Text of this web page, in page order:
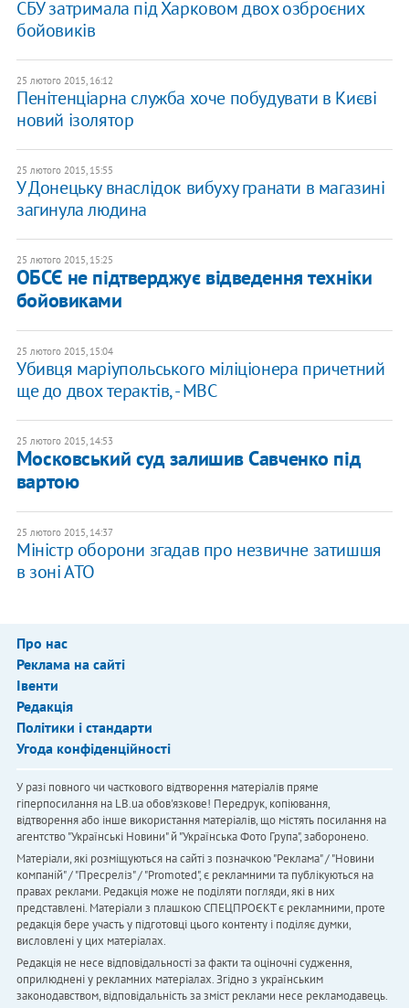
СБУ затримала під Харковом двох озброєних
бойовиків
25 лютого 2015, 16:12
Пенітенціарна служба хоче побудувати в Києві
новий ізолятор
25 лютого 2015, 15:55
У Донецьку внаслідок вибуху гранати в магазині
загинула людина
25 лютого 2015, 15:25
ОБСЄ не підтверджує відведення техніки
бойовиками
25 лютого 2015, 15:04
Убивця маріупольського міліціонера причетний
ще до двох терактів, - МВС
25 лютого 2015, 14:53
Московський суд залишив Савченко під
вартою
25 лютого 2015, 14:37
Міністр оборони згадав про незвичне затишшя
в зоні АТО
Про нас
Реклама на сайті
Івенти
Редакція
Політики і стандарти
Угода конфіденційності
У разі повного чи часткового відтворення матеріалів пряме
гіперпосилання на LB.ua обов'язкове! Передрук, копіювання,
відтворення або інше використання матеріалів, що містять посилання на
агентство "Українськi Новини" й "Українська Фото Група", заборонено.
Матеріали, які розміщуються на сайті з позначкою "Реклама" / "Новини
компаній" / "Пресреліз" / "Promoted", є рекламними та публікуються на
правах реклами. Редакція може не поділяти погляди, які в них
представлені. Матеріали з плашкою СПЕЦПРОЄКТ є рекламними, проте
редакція бере участь у підготовці цього контенту і поділяє думки,
висловлені у цих матеріалах.
Редакція не несе відповідальності за факти та оціночні судження,
оприлюднені у рекламних матеріалах. Згідно з українським
законодавством, відповідальність за зміст реклами несе рекламодавець.